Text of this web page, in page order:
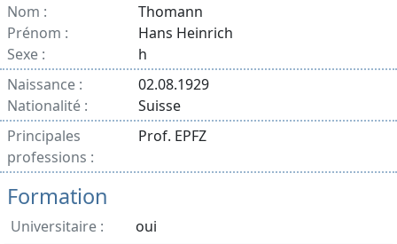
Nom :
Thomann
Prénom :
Hans Heinrich
Sexe :
h
Naissance :
02.08.1929
Nationalité :
Suisse
Principales
professions :
Prof. EPFZ
Formation
Universitaire :
oui